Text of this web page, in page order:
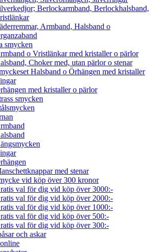
Berlockarmband, Berlockhalsband,
Armband, Halsband o
smycken
o Vristlänkar med kristaller o pärlor
Choker med, utan pärlor o stenar
Halsband o Örhängen med kristaller
med kristaller o pärlor
smycken
med stenar
vid köp över 300 kronor
val för dig vid köp över 3000:-
val för dig vid köp över 2000:-
val för dig vid köp över 1000:-
val för dig vid köp över 500:-
val för dig vid köp över 300:-
och askar